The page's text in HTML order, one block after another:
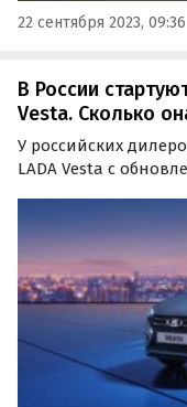
22 сентября 2023, 09:36
В России
Vesta. Сколько
У российских
LADA Vesta с
дня» узнали в